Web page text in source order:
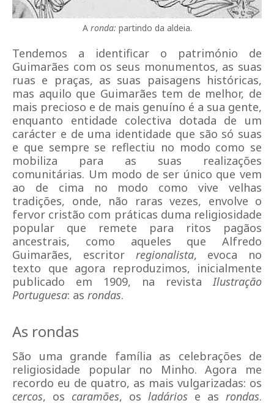
A ronda: partindo da aldeia.
Tendemos a identificar o património de
Guimarães com os seus monumentos, as suas
ruas e praças, as suas paisagens históricas,
mas aquilo que Guimarães tem de melhor, de
mais precioso e de mais genuíno é a sua gente,
enquanto entidade colectiva dotada de um
carácter e de uma identidade que são só suas
e que sempre se reflectiu no modo como se
mobiliza para as suas realizações
comunitárias. Um modo de ser único que vem
ao de cima no modo como vive velhas
tradições, onde, não raras vezes, envolve o
fervor cristão com práticas duma religiosidade
popular que remete para ritos pagãos
ancestrais, como aqueles que Alfredo
Guimarães, escritor regionalista, evoca no
texto que agora reproduzimos, inicialmente
publicado em 1909, na revistaIlustração
Portuguesa: as rondas.
As rondas
São uma grande família as celebrações de
religiosidade popular no Minho. Agora me
recordo eu de quatro, as mais vulgarizadas: os
cercos, os caramões, os ladários e as rondas.